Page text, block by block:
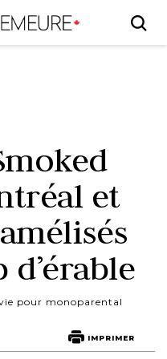
et
d’érable
pour monoparental
IMPRIMER